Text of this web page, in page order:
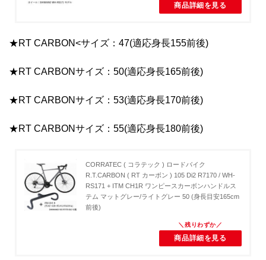
商品詳細を見る
★RT CARBON<サイズ：47(適応身長155前後)
★RT CARBONサイズ：50(適応身長165前後)
★RT CARBONサイズ：53(適応身長170前後)
★RT CARBONサイズ：55(適応身長180前後)
CORRATEC ( コラテック ) ロードバイク
R.T.CARBON ( RT カーボン ) 105 Di2 R7170 / WH-
RS171 + ITM CH1R ワンピースカーボンハンドルス
テム マットグレー/ライトグレー 50 (身長目安165cm
前後)
商品詳細を見る